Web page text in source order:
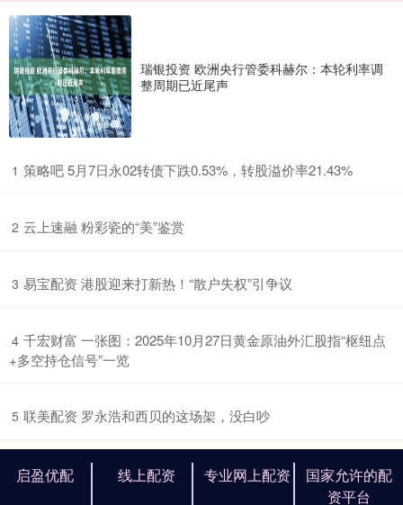
瑞银投资 欧洲央行管委科赫尔：本轮利率调
整周期已近尾声
1 ​策略吧 5月7日永02转债下跌0.53%，转股溢价率21.43%
2 ​云上速融 粉彩瓷的“美”鉴赏
3 ​易宝配资 港股迎来打新热！“散户失权”引争议
4 ​千宏财富 一张图：2025年10月27日黄金原油外汇股指“枢纽点
+多空持仓信号”一览
5 ​联美配资 罗永浩和西贝的这场架，没白吵
启盈优配 线上配资 专业网上配资
国家允许的配
资平台